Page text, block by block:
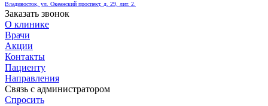
Владивосток, ул. Океанский проспект, д. 29, лит. 2.
Заказать звонок
О клинике
Врачи
Акции
Контакты
Пациенту
Направления
Связь с администратором
Спросить